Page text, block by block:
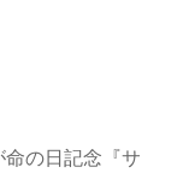
命の日記念『サ